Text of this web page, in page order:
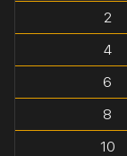
2
4
6
8
10